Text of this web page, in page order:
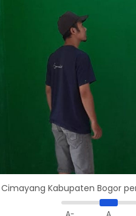
Kabupaten Bogor
A- A